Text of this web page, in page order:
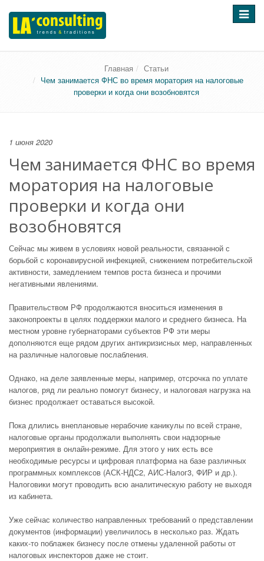
Главная
Статьи
Чем занимается ФНС во время моратория на налоговые
проверки и когда они возобновятся
1 июня 2020
Чем занимается ФНС во время
моратория на налоговые
проверки и когда они
возобновятся
Сейчас мы живем в условиях новой реальности, связанной с
борьбой с коронавирусной инфекцией, снижением потребительской
активности, замедлением темпов роста бизнеса и прочими
негативными явлениями.
Правительством РФ продолжаются вноситься изменения в
законопроекты в целях поддержки малого и среднего бизнеса. На
местном уровне губернаторами субъектов РФ эти меры
дополняются еще рядом других антикризисных мер, направленных
на различные налоговые послабления.
Однако, на деле заявленные меры, например, отсрочка по уплате
налогов, ряд ли реально помогут бизнесу, и налоговая нагрузка на
бизнес продолжает оставаться высокой.
Пока длились внеплановые нерабочие каникулы по всей стране,
налоговые органы продолжали выполнять свои надзорные
мероприятия в онлайн-режиме. Для этого у них есть все
необходимые ресурсы и цифровая платформа на базе различных
программных комплексов (АСК-НДС2, АИС-Налог3, ФИР и др.).
Налоговики могут проводить всю аналитическую работу не выходя
из кабинета.
Уже сейчас количество направленных требований о представлении
документов (информации) увеличилось в несколько раз. Ждать
каких-то поблажек бизнесу после отмены удаленной работы от
налоговых инспекторов даже не стоит.